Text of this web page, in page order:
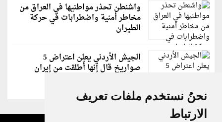
نحنُ نستخدم ملفات تعريف
الارتباط
واشنطن تحذر مواطنيها في العراق من
مخاطر أمنية واضطرابات في حركة
الطيران
الجيش الأردني يعلن اعتراض 5
صواريخ قال إنها أُطلقت من إيران